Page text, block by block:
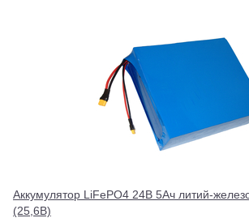
Аккумулятор LiFePO4 24В 5Ач литий-
(25,6В)